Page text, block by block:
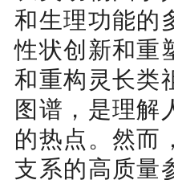
和生理功能的
性状创新和重
和重构灵长类
图谱，是理解
的热点。然而
支系的高质量